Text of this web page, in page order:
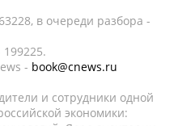
в очереди разбора -
- book@cnews.ru
и сотрудники одной
экономики: